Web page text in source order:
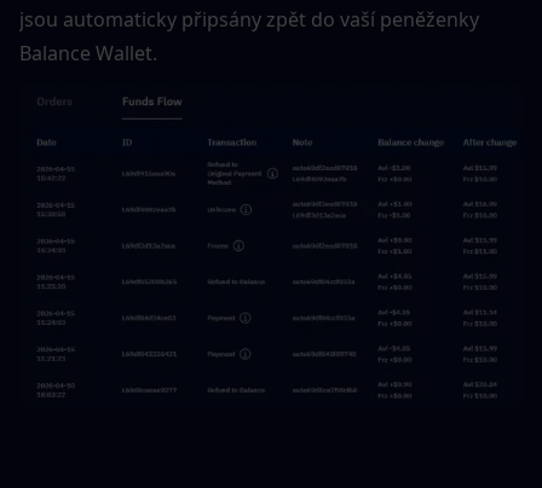
jsou automaticky připsány zpět do vaší peněženky
Balance Wallet.